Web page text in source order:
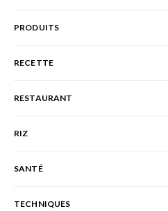
PRODUITS
RECETTE
RESTAURANT
RIZ
SANTÉ
TECHNIQUES